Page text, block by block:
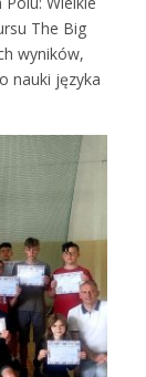
The Big
wyników,
nauki języka